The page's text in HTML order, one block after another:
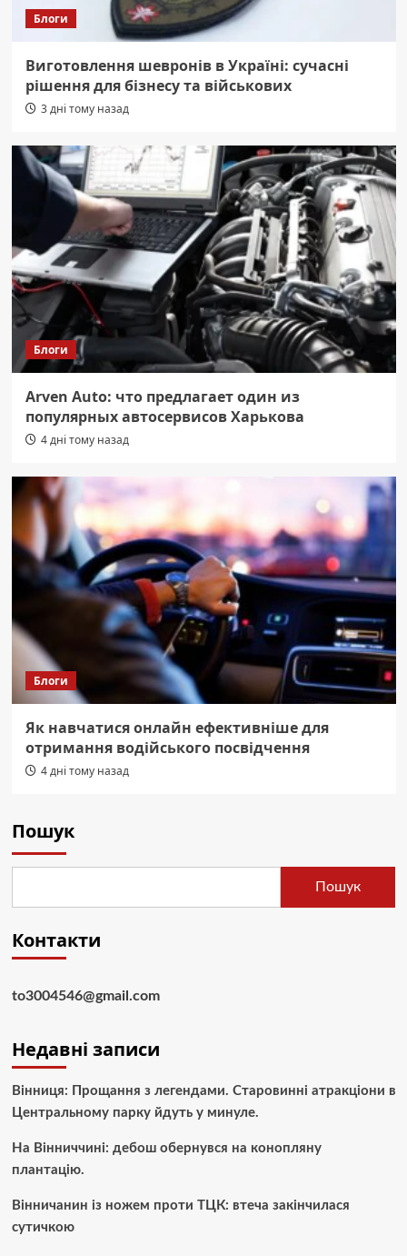
Блоги
Виготовлення шевронів в Україні: сучасні
рішення для бізнесу та військових
3 дні тому назад
Блоги
Arven Auto: что предлагает один из
популярных автосервисов Харькова
4 дні тому назад
Блоги
Як навчатися онлайн ефективніше для
отримання водійського посвідчення
4 дні тому назад
Пошук
Пошук
Контакти
to3004546@gmail.com
Недавні записи
Вінниця: Прощання з легендами. Старовинні атракціони в
Центральному парку йдуть у минуле.
На Вінниччині: дебош обернувся на конопляну
плантацію.
Вінничанин із ножем проти ТЦК: втеча закінчилася
сутичкою